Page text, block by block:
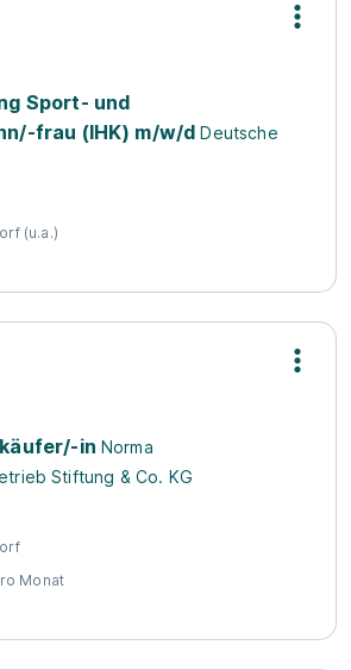
Sport- und
frau (IHK) m/w/d Deutsche
(u.a.)
in Norma
Stiftung & Co. KG
Monat